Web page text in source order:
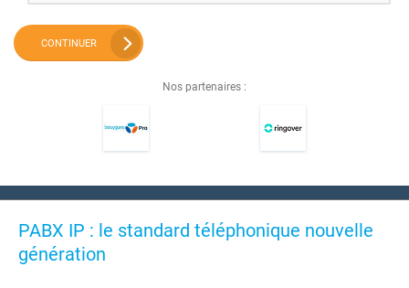
CONTINUER
Nos partenaires :
PABX IP : le standard téléphonique nouvelle
génération